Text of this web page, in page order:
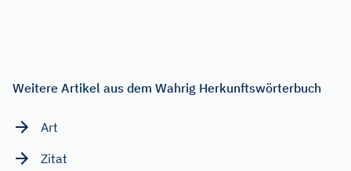
Weitere Artikel aus dem Wahrig Herkunftswörterbuch
Art
Zitat